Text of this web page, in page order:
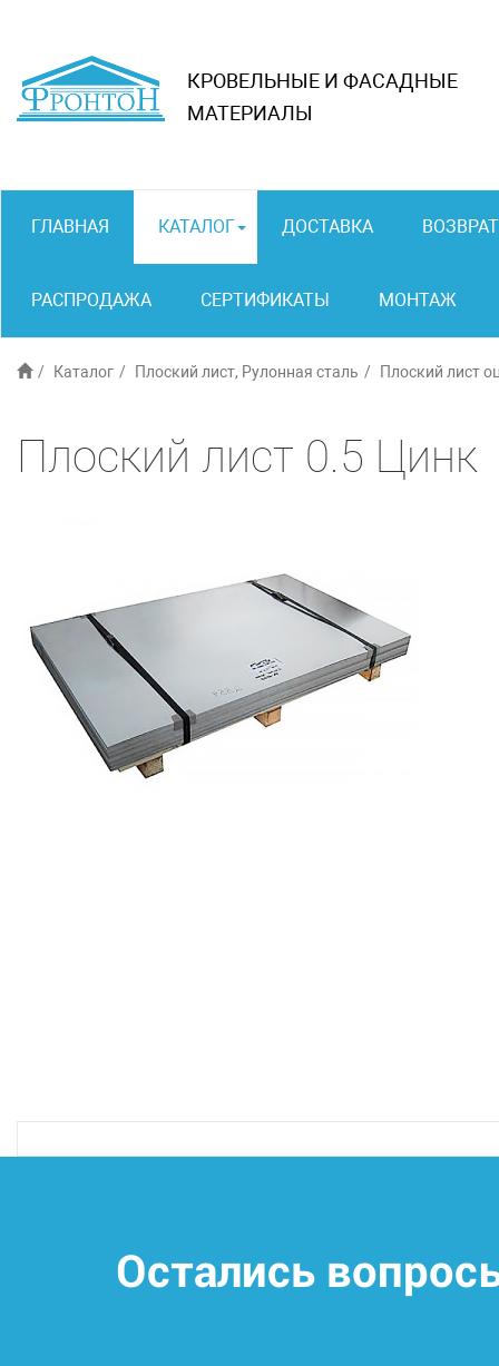
КРОВЕЛЬНЫЕ И ФАСАДНЫЕ
МАТЕРИАЛЫ
ГЛАВНАЯ КАТАЛОГ ДОСТАВКА ВОЗВРАТ
РАСПРОДАЖА СЕРТИФИКАТЫ МОНТАЖ
Каталог Плоский лист, Рулонная сталь Плоский лист
Плоский лист 0.5 Цинк
Остались